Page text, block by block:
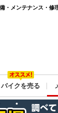
・メンテナンス・修
バイクを売る